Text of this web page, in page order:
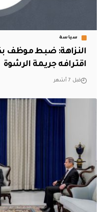
سياسة
النزاهة: ضبط موظف
اقترافه جريمة الرشوة
قبل 7 أشهر